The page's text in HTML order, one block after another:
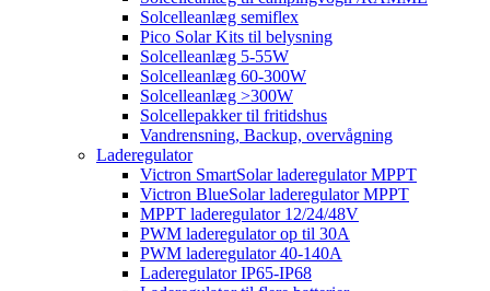
Solcelleanlæg semiflex
Pico Solar Kits til belysning
Solcelleanlæg 5-55W
Solcelleanlæg 60-300W
Solcelleanlæg >300W
Solcellepakker til fritidshus
Vandrensning, Backup, overvågning
Laderegulator
Victron SmartSolar laderegulator MPPT
Victron BlueSolar laderegulator MPPT
MPPT laderegulator 12/24/48V
PWM laderegulator op til 30A
PWM laderegulator 40-140A
Laderegulator IP65-IP68